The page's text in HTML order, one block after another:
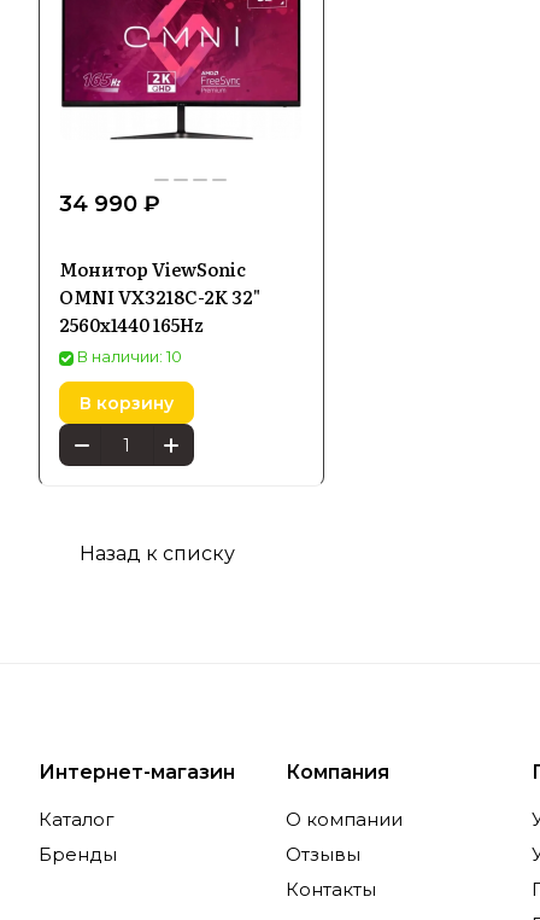
34 990 ₽
Монитор ViewSonic
OMNI VX3218C-2K 32"
2560x1440 165Hz
В наличии: 10
В корзину
Назад к списку
Интернет-магазин
Каталог
Бренды
Компания
О компании
Отзывы
Контакты